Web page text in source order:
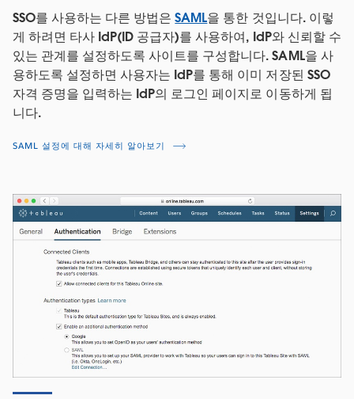
SSO를 사용하는 다른 방법은SAML을 통한 것입니다. 이렇
게 하려면 타사 IdP(ID 공급자)를 사용하여, IdP와 신뢰할 수
있는 관계를 설정하도록 사이트를 구성합니다. SAML을 사
용하도록 설정하면 사용자는 IdP를 통해 이미 저장된 SSO
자격 증명을 입력하는 IdP의 로그인 페이지로 이동하게 됩
니다.
SAML 설정에 대해 자세히 알아보기